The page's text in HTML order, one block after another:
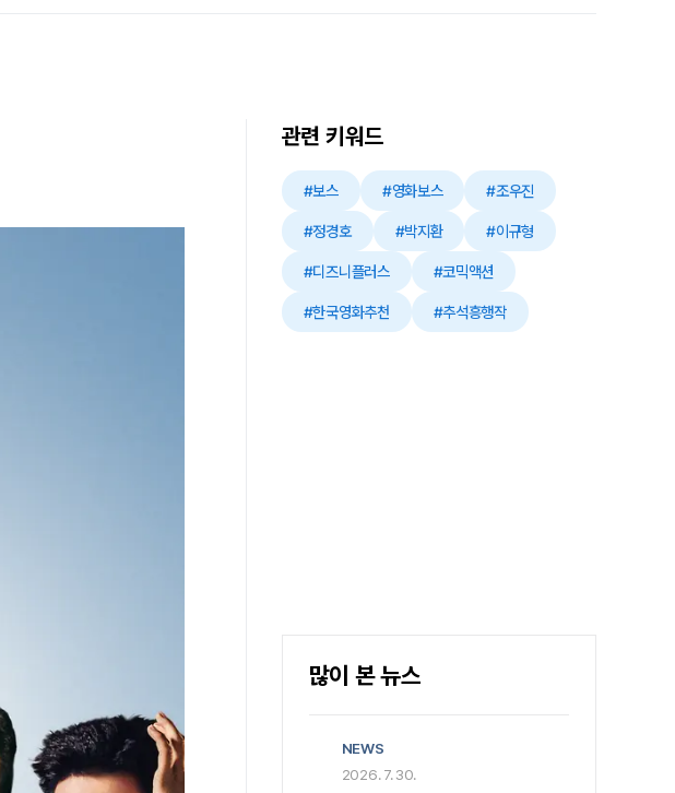
관련 키워드
#보스 #영화보스 #조우진
#정경호 #박지환 #이규형
#디즈니플러스 #코믹액션
#한국영화추천 #추석흥행작
많이 본 뉴스
NEWS
2026. 7. 30.